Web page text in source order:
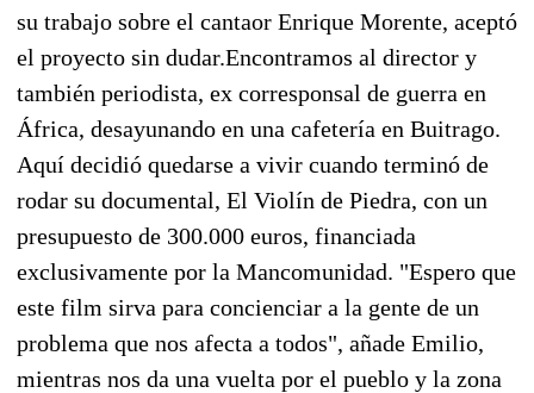
su trabajo sobre el cantaor Enrique Morente, aceptó
el proyecto sin dudar.Encontramos al director y
también periodista, ex corresponsal de guerra en
África, desayunando en una cafetería en Buitrago.
Aquí decidió quedarse a vivir cuando terminó de
rodar su documental, El Violín de Piedra, con un
presupuesto de 300.000 euros, financiada
exclusivamente por la Mancomunidad. "Espero que
este film sirva para concienciar a la gente de un
problema que nos afecta a todos", añade Emilio,
mientras nos da una vuelta por el pueblo y la zona